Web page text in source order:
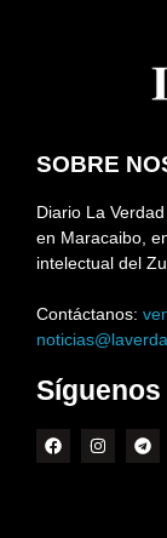
SOBRE
Diario La
en Maracaibo,
intelectual del
Contáctanos:
Síguenos